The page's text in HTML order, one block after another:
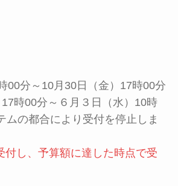
00分～10月30日（金）17時00分
時00分～６月３日（水）10時
ムの都合により受付を停止しま
し、予算額に達した時点で受